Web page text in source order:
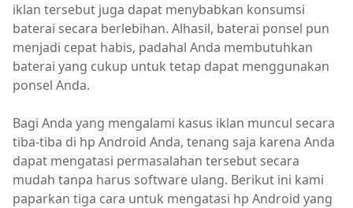
iklan tersebut juga dapat menybabkan konsumsi
baterai secara berlebihan. Alhasil, baterai ponsel pun
menjadi cepat habis, padahal Anda membutuhkan
baterai yang cukup untuk tetap dapat menggunakan
ponsel Anda.
Bagi Anda yang mengalami kasus iklan muncul secara
tiba-tiba di hp Android Anda, tenang saja karena Anda
dapat mengatasi permasalahan tersebut secara
mudah tanpa harus software ulang. Berikut ini kami
paparkan tiga cara untuk mengatasi hp Android yang